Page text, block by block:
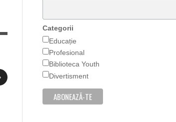
Categorii
Educație
Profesional
Biblioteca Youth
Divertisment